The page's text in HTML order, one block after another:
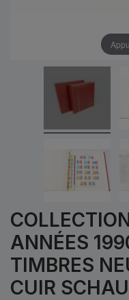
ANNÉES
TIMBRES
CUIR